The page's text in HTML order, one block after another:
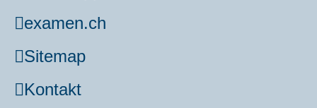
examen.ch
Site­map
Kon­takt